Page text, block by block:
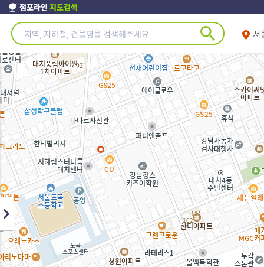
점포라인 지도검색
서
제주도